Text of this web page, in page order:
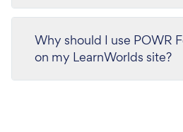
Why should I use POWR
on my LearnWorlds site?